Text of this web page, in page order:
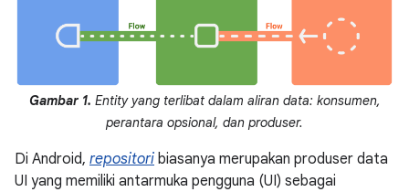
Gambar 1. Entity yang terlibat dalam aliran data: konsumen,
perantara opsional, dan produser.
Di Android, repositori biasanya merupakan produser data
UI yang memiliki antarmuka pengguna (UI) sebagai